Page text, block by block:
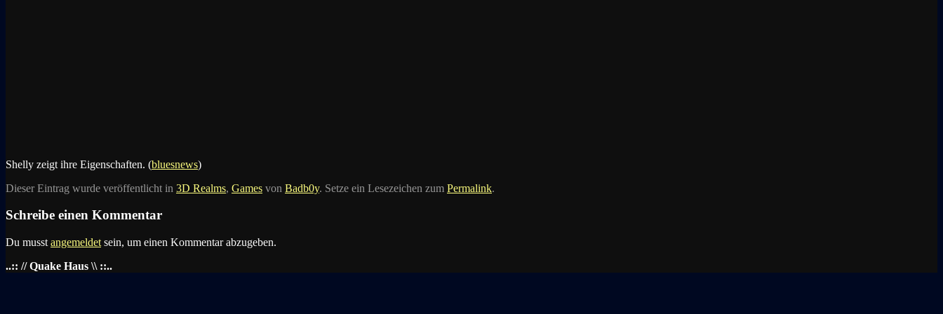
Shelly zeigt ihre Eigenschaften. (bluesnews)
Dieser Eintrag wurde veröffentlicht in 3D Realms, Games von Badb0y. Setze ein Lesezeichen zum Permalink.
Schreibe einen Kommentar
Du musst angemeldet sein, um einen Kommentar abzugeben.
..:: // Quake Haus \\ ::..